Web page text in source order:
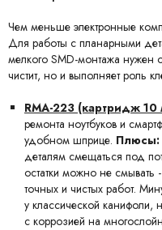
Чем меньше электронные
Для работы с планарными
мелкого SMD-монтажа
чистит, но и выполняет роль
RMA-223 (картридж 10
ремонта ноутбуков и
удобном шприце. Плюсы:
деталям смещаться под
остатки можно не
точных и чистых работ.
у классической канифоли,
с коррозией на